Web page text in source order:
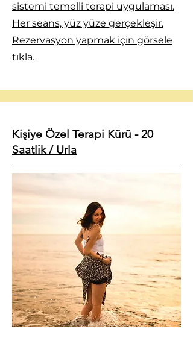
sistemi temelli terapi uygulaması.
Her seans, yüz yüze gerçekleşir.
Rezervasyon yapmak için görsele
tıkla.
Kişiye Özel Terapi Kürü - 20
Saatlik / Urla